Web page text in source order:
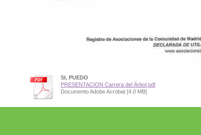
SI, PUEDO
PRESENTACION Carrera del Árbol.pdf
Documento Adobe Acrobat [4.0 MB]